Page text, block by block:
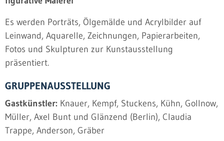
Es werden Porträts, Ölgemälde und Acrylbilder auf
Leinwand, Aquarelle, Zeichnungen, Papierarbeiten,
Fotos und Skulpturen zur Kunstausstellung
präsentiert.
GRUPPENAUSSTELLUNG
Gastkünstler: Knauer, Kempf, Stuckens, Kühn, Gollnow,
Müller, Axel Bunt und Glänzend (Berlin), Claudia
Trappe, Anderson, Gräber